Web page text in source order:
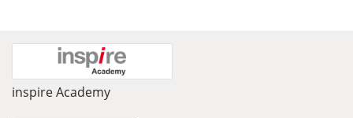
inspire Academy